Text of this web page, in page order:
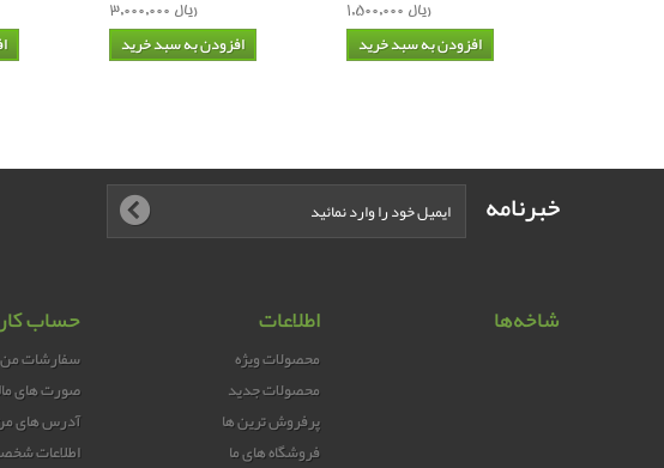
3,000,000 ریال
افزودن به سبد خرید
1,500,000 ریال
افزودن به سبد خرید
خبرنامه
شاخه‌ها اطلاعات
محصولات ویژه
محصولات جدید
پرفروش ترین‌ ها
فروشگاه های ما
حساب
سفارشات من
صورت های
آدرس های
اطلاعات